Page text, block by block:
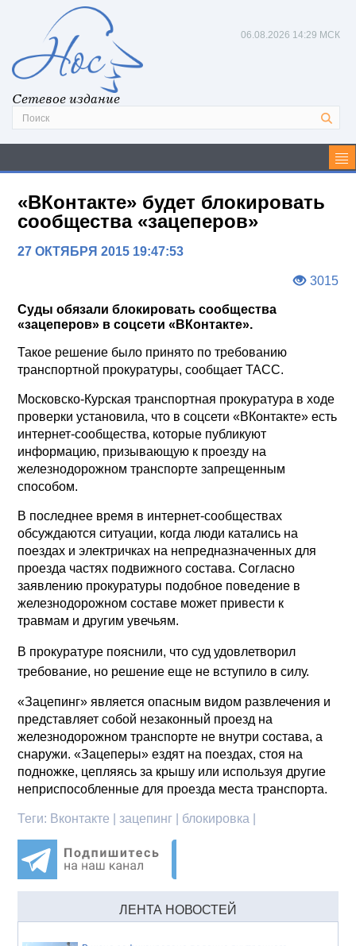
Сетевое издание
06.08.2026 14:29 МСК
«ВКонтакте» будет блокировать
сообщества «зацеперов»
27 ОКТЯБРЯ 2015 19:47:53
3015
Суды обязали блокировать сообщества
«зацеперов» в соцсети «ВКонтакте».
Такое решение было принято по требованию
транспортной прокуратуры, сообщает ТАСС.
Московско-Курская транспортная прокуратура в ходе
проверки установила, что в соцсети «ВКонтакте» есть
интернет-сообщества, которые публикуют
информацию, призывающую к проезду на
железнодорожном транспорте запрещенным
способом.
В последнее время в интернет-сообществах
обсуждаются ситуации, когда люди катались на
поездах и электричках на непредназначенных для
проезда частях подвижного состава. Согласно
заявлению прокуратуры подобное поведение в
железнодорожном составе может привести к
травмам и другим увечьям.
В прокуратуре пояснили, что суд удовлетворил
требование, но решение еще не вступило в силу.
«Зацепинг» является опасным видом развлечения и
представляет собой незаконный проезд на
железнодорожном транспорте не внутри состава, а
снаружи. «Зацеперы» ездят на поездах, стоя на
подножке, цепляясь за крышу или используя другие
неприспособленные для проезда места транспорта.
Теги: Вконтакте | зацепинг | блокировка |
ЛЕНТА НОВОСТЕЙ